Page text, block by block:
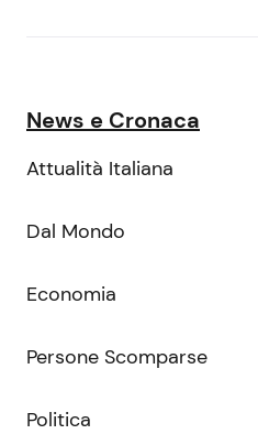
News e Cronaca
Attualità Italiana
Dal Mondo
Economia
Persone Scomparse
Politica